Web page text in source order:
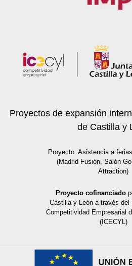
Proyectos de expansión
de Castilla y
Proyecto: Asistencia a
(Madrid Fusión, Salón
Attraction)
Proyecto cofinanciado
Castilla y León a través del
Competitividad Empresarial
(ICECYL)